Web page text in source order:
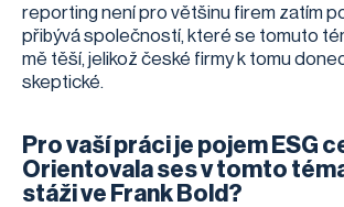
reporting není pro většinu firem zatím
přibývá společností, které se tomuto
mě těší, jelikož české firmy k tomu
skeptické.
Pro vaší práci je pojem ESG
Orientovala ses v tomto
stáži ve Frank Bold?